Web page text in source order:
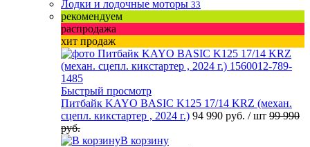
Лодки и лодочные моторы 33
рекомендуем
распродажа
хит продаж
Быстрый просмотр
Питбайк KAYO BASIC K125 17/14 KRZ (механ.
сцепл. кикстартер , 2024 г.) 94 990 руб. / шт 99 990
руб.
В корзину